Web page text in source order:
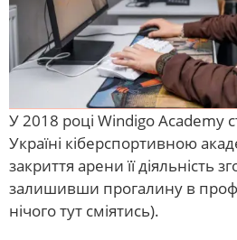
У 2018 році Windigo Academy
Україні кіберспортивною
закриття арени її діяльність
залишивши прогалину в
нічого тут сміятись).